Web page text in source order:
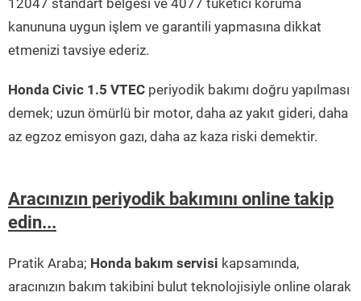
12047 standart belgesi ve 4077 tüketici koruma
kanununa uygun işlem ve garantili yapmasına dikkat
etmenizi tavsiye ederiz.
Honda Civic 1.5 VTEC periyodik bakımı doğru yapılması
demek; uzun ömürlü bir motor, daha az yakıt gideri, daha
az egzoz emisyon gazı, daha az kaza riski demektir.
Aracınızın periyodik bakımını online takip
edin...
Pratik Araba; Honda bakım servisi kapsamında,
aracınızın bakım takibini bulut teknolojisiyle online olarak